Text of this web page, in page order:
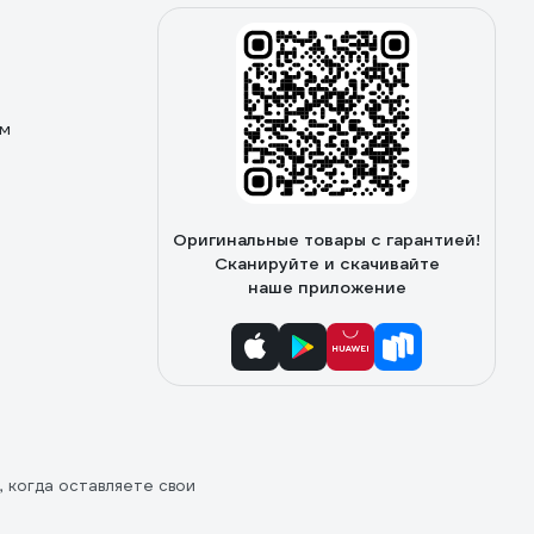
Оригинальные товары с гарантией!
Сканируйте и скачивайте
наше приложение
когда оставляете свои